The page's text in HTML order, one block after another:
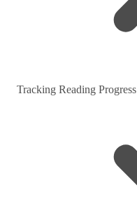
Tracking Reading Progress